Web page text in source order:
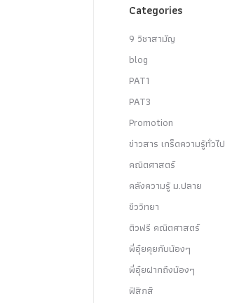
Categories
9 วิชาสามัญ
blog
PAT1
PAT3
Promotion
ข่าวสาร เกร็ดความรู้ทั่วไป
คณิตศาสตร์
คลังความรู้ ม.ปลาย
ชีววิทยา
ติวฟรี คณิตศาสตร์
พี่อุ๋ยคุยกับน้องๆ
พี่อุ๋ยฝากถึงน้องๆ
ฟิสิกส์